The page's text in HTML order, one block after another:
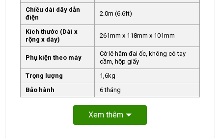
Chiều dài dây dẫn
điện
2.0m (6.6ft)
Kích thước (Dài x
rộng x dày)
261mm x 118mm x 101mm
Phụ kiện theo máy
Cờ lê hãm đai ốc, không có tay
cầm, hộp giấy
Trọng lượng
1,6kg
Bảo hành
6 tháng
Xem thêm